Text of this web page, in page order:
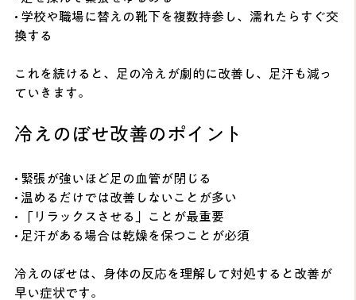
• 学校や職場に替えの靴下を複数持参し、濡れたらすぐ交
換する
これを続けると、足の冷えが劇的に改善し、足汗も減っ
ていきます。
冷えのぼせ改善のポイント
• 緊張が強いほど足の血管が閉じる
• 温めるだけでは改善しないことが多い
• 「リラックスさせる」ことが最重要
• 足汗がある場合は乾燥を保つことが必須
冷えのぼせは、身体の反応を理解して対処すると改善が
早い症状です。